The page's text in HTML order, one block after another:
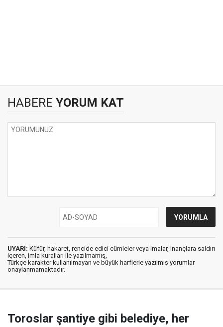
HABERE YORUM KAT
UYARI: Küfür, hakaret, rencide edici cümleler veya imalar, inançlara saldırı
içeren, imla kuralları ile yazılmamış,
Türkçe karakter kullanılmayan ve büyük harflerle yazılmış yorumlar
onaylanmamaktadır.
Toroslar şantiye gibi belediye, her